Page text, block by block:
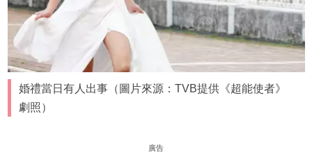
婚禮當日有人出事（圖片來源：TVB提供《超能使者》
劇照）
廣告